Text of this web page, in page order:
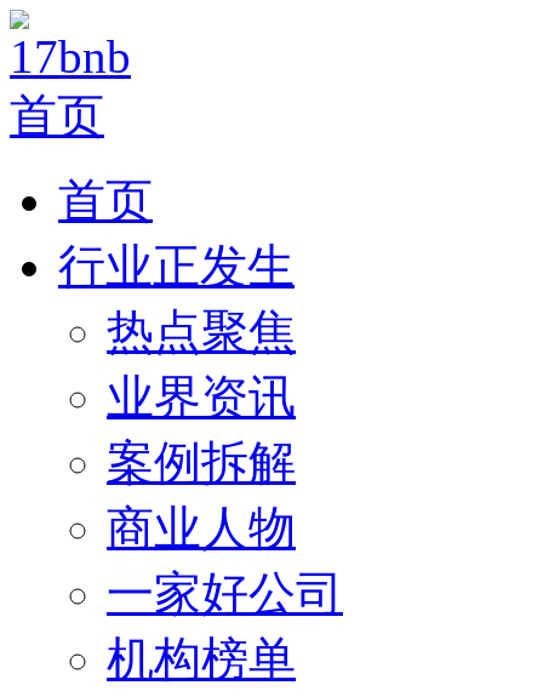
首页
行业正发生
热点聚焦
业界资讯
案例拆解
商业人物
一家好公司
机构榜单